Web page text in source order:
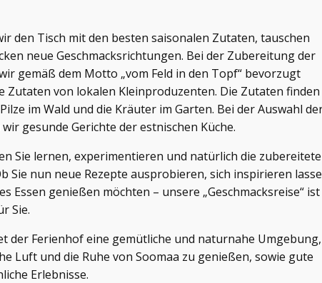
den Tisch mit den besten saisonalen Zutaten, tauschen
neue Geschmacksrichtungen. Bei der Zubereitung der
gemäß dem Motto „vom Feld in den Topf“ bevorzugt
Zutaten von lokalen Kleinproduzenten. Die Zutaten finden
im Wald und die Kräuter im Garten. Bei der Auswahl
gesunde Gerichte der estnischen Küche.
Sie lernen, experimentieren und natürlich die
Sie nun neue Rezepte ausprobieren, sich inspirieren
Essen genießen möchten – unsere „Geschmacksreise“ ist
Sie.
der Ferienhof eine gemütliche und naturnahe Umgebung,
Luft und die Ruhe von Soomaa zu genießen, sowie gute
Erlebnisse.